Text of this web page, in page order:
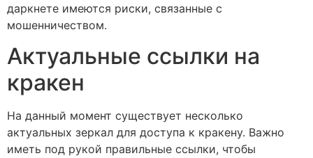
даркнете имеются риски, связанные с
мошенничеством.
Актуальные ссылки на
кракен
На данный момент существует несколько
актуальных зеркал для доступа к кракену. Важно
иметь под рукой правильные ссылки, чтобы